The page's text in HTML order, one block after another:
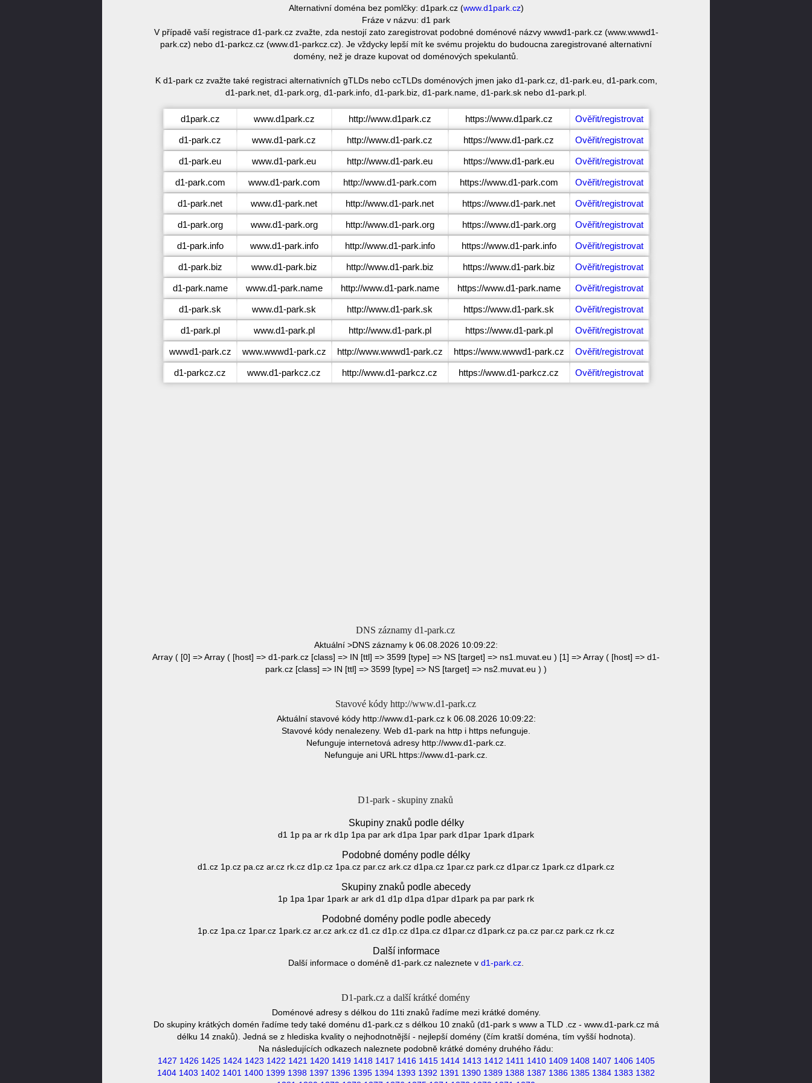
Alternativní doména bez pomlčky: d1park.cz (www.d1park.cz)
Fráze v názvu: d1 park
V případě vaší registrace d1-park.cz zvažte, zda nestojí zato zaregistrovat podobné doménové názvy wwwd1-park.cz (www.wwwd1-
park.cz) nebo d1-parkcz.cz (www.d1-parkcz.cz). Je vždycky lepší mít ke svému projektu do budoucna zaregistrované alternativní
domény, než je draze kupovat od doménových spekulantů.
K d1-park cz zvažte také registraci alternativních gTLDs nebo ccTLDs doménových jmen jako d1-park.cz, d1-park.eu, d1-park.com,
d1-park.net, d1-park.org, d1-park.info, d1-park.biz, d1-park.name, d1-park.sk nebo d1-park.pl.
d1park.cz www.d1park.cz http://www.d1park.cz https://www.d1park.cz Ověřit/registrovat
d1-park.cz www.d1-park.cz http://www.d1-park.cz https://www.d1-park.cz Ověřit/registrovat
d1-park.eu www.d1-park.eu http://www.d1-park.eu https://www.d1-park.eu Ověřit/registrovat
d1-park.com www.d1-park.com http://www.d1-park.com https://www.d1-park.com Ověřit/registrovat
d1-park.net www.d1-park.net http://www.d1-park.net https://www.d1-park.net Ověřit/registrovat
d1-park.org www.d1-park.org http://www.d1-park.org https://www.d1-park.org Ověřit/registrovat
d1-park.info www.d1-park.info http://www.d1-park.info https://www.d1-park.info Ověřit/registrovat
d1-park.biz www.d1-park.biz http://www.d1-park.biz https://www.d1-park.biz Ověřit/registrovat
d1-park.name www.d1-park.name http://www.d1-park.name https://www.d1-park.name Ověřit/registrovat
d1-park.sk www.d1-park.sk http://www.d1-park.sk https://www.d1-park.sk Ověřit/registrovat
d1-park.pl www.d1-park.pl http://www.d1-park.pl https://www.d1-park.pl Ověřit/registrovat
wwwd1-park.cz www.wwwd1-park.cz http://www.wwwd1-park.cz https://www.wwwd1-park.cz Ověřit/registrovat
d1-parkcz.cz www.d1-parkcz.cz http://www.d1-parkcz.cz https://www.d1-parkcz.cz Ověřit/registrovat
DNS záznamy d1-park.cz
Aktuální >DNS záznamy k 06.08.2026 10:09:22:
Array ( [0] => Array ( [host] => d1-park.cz [class] => IN [ttl] => 3599 [type] => NS [target] => ns1.muvat.eu ) [1] => Array ( [host] => d1-
park.cz [class] => IN [ttl] => 3599 [type] => NS [target] => ns2.muvat.eu ) )
Stavové kódy http://www.d1-park.cz
Aktuální stavové kódy http://www.d1-park.cz k 06.08.2026 10:09:22:
Stavové kódy nenalezeny. Web d1-park na http i https nefunguje.
Nefunguje internetová adresy http://www.d1-park.cz.
Nefunguje ani URL https://www.d1-park.cz.
D1-park - skupiny znaků
Skupiny znaků podle délky
d1 1p pa ar rk d1p 1pa par ark d1pa 1par park d1par 1park d1park
Podobné domény podle délky
d1.cz 1p.cz pa.cz ar.cz rk.cz d1p.cz 1pa.cz par.cz ark.cz d1pa.cz 1par.cz park.cz d1par.cz 1park.cz d1park.cz
Skupiny znaků podle abecedy
1p 1pa 1par 1park ar ark d1 d1p d1pa d1par d1park pa par park rk
Podobné domény podle podle abecedy
1p.cz 1pa.cz 1par.cz 1park.cz ar.cz ark.cz d1.cz d1p.cz d1pa.cz d1par.cz d1park.cz pa.cz par.cz park.cz rk.cz
Další informace
Další informace o doméně d1-park.cz naleznete v d1-park.cz
D1-park.cz a další krátké domény
Doménové adresy s délkou do 11ti znaků řadíme mezi krátké domény.
Do skupiny krátkých domén řadíme tedy také doménu d1-park.cz s délkou 10 znaků (d1-park s www a TLD .cz - www.d1-park.cz má
délku 14 znaků). Jedná se z hlediska kvality o nejhodnotnější - nejlepší domény (čím kratší doména, tím vyšší hodnota).
Na následujících odkazech naleznete podobně krátké domény druhého řádu:
1427 1426 1425 1424 1423 1422 1421 1420 1419 1418 1417 1416 1415 1414 1413 1412 1411 1410 1409 1408 1407 1406 1405
1404 1403 1402 1401 1400 1399 1398 1397 1396 1395 1394 1393 1392 1391 1390 1389 1388 1387 1386 1385 1384 1383 1382